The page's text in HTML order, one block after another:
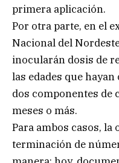
primera aplicación.
Por otra parte, en el
Nacional del
inocularán dosis de
las edades que
dos componentes de
meses o más.
Para ambos casos,
terminación de